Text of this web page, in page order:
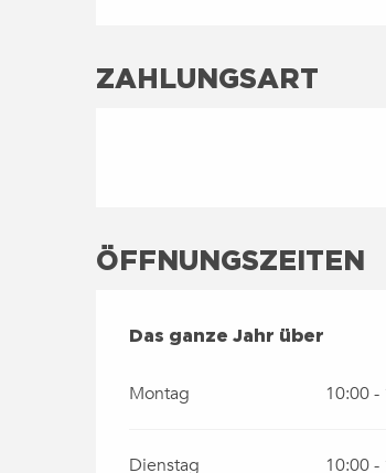
ZAHLUNGSART
ÖFFNUNGSZEITEN
DAS GANZE JAHR ÜBER
Das ganze Jahr über
Montag 10:00 -
Dienstag 10:00 -